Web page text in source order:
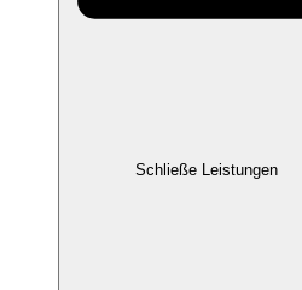
Schließe Leistungen